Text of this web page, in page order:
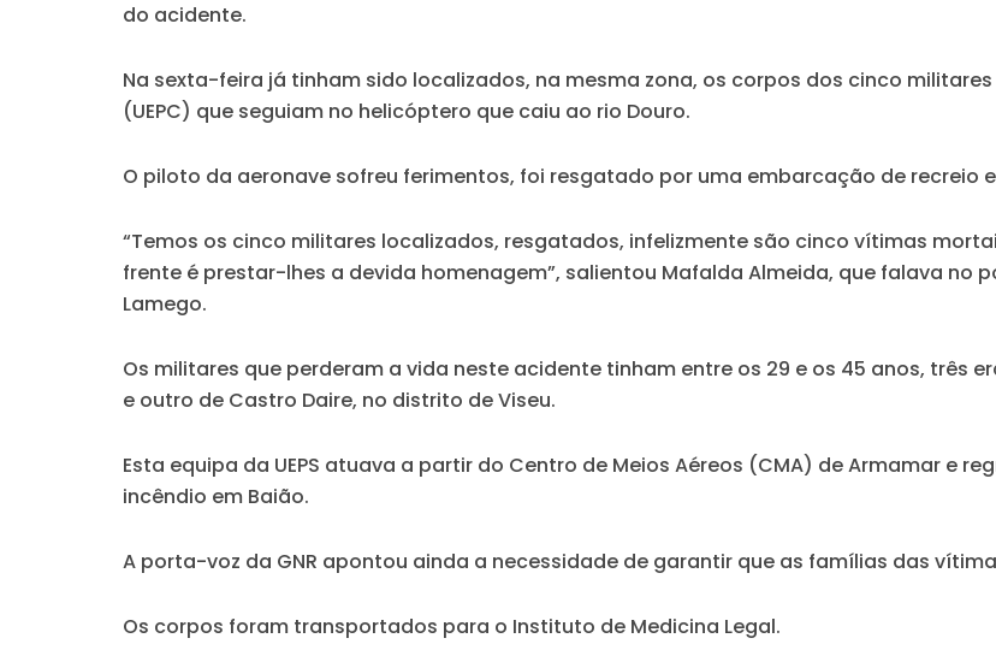
do acidente.
Na sexta-feira já tinham sido localizados, na mesma zona, os corpos dos cinco
(UEPC) que seguiam no helicóptero que caiu ao rio Douro.
O piloto da aeronave sofreu ferimentos, foi resgatado por uma embarcação de recreio
“Temos os cinco militares localizados, resgatados, infelizmente são cinco vítimas
frente é prestar-lhes a devida homenagem”, salientou Mafalda Almeida, que falava no
Lamego.
Os militares que perderam a vida neste acidente tinham entre os 29 e os 45 anos, três
e outro de Castro Daire, no distrito de Viseu.
Esta equipa da UEPS atuava a partir do Centro de Meios Aéreos (CMA) de Armamar e
incêndio em Baião.
A porta-voz da GNR apontou ainda a necessidade de garantir que as famílias das
Os corpos foram transportados para o Instituto de Medicina Legal.